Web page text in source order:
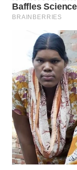
WN
PADANG
WN
SUMEDANG
WN
CIANJUR
WN
KEPULAUAN
SERIBU